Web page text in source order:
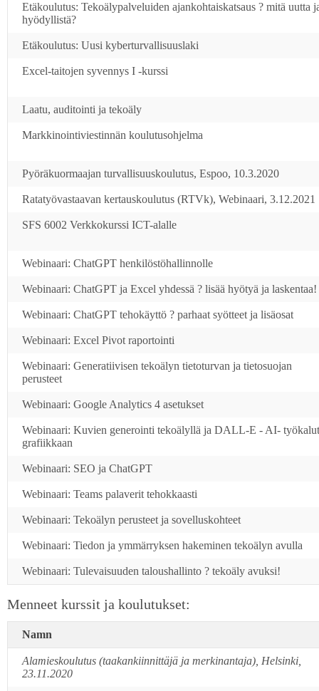
Etäkoulutus: Tekoälypalveluiden ajankohtaiskatsaus ? mitä uutta
hyödyllistä?
Etäkoulutus: Uusi kyberturvallisuuslaki
Excel-taitojen syvennys I -kurssi
Laatu, auditointi ja tekoäly
Markkinointiviestinnän koulutusohjelma
Pyöräkuormaajan turvallisuuskoulutus, Espoo, 10.3.2020
Ratatyövastaavan kertauskoulutus (RTVk), Webinaari, 3.12.2021
SFS 6002 Verkkokurssi ICT-alalle
Webinaari: ChatGPT henkilöstöhallinnolle
Webinaari: ChatGPT ja Excel yhdessä ? lisää hyötyä ja laskentaa!
Webinaari: ChatGPT tehokäyttö ? parhaat syötteet ja lisäosat
Webinaari: Excel Pivot raportointi
Webinaari: Generatiivisen tekoälyn tietoturvan ja tietosuojan
perusteet
Webinaari: Google Analytics 4 asetukset
Webinaari: Kuvien generointi tekoälyllä ja DALL-E - AI- työkalut
grafiikkaan
Webinaari: SEO ja ChatGPT
Webinaari: Teams palaverit tehokkaasti
Webinaari: Tekoälyn perusteet ja sovelluskohteet
Webinaari: Tiedon ja ymmärryksen hakeminen tekoälyn avulla
Webinaari: Tulevaisuuden taloushallinto ? tekoäly avuksi!
Menneet kurssit ja koulutukset:
Namn
Alamieskoulutus (taakankiinnittäjä ja merkinantaja), Helsinki,
23.11.2020